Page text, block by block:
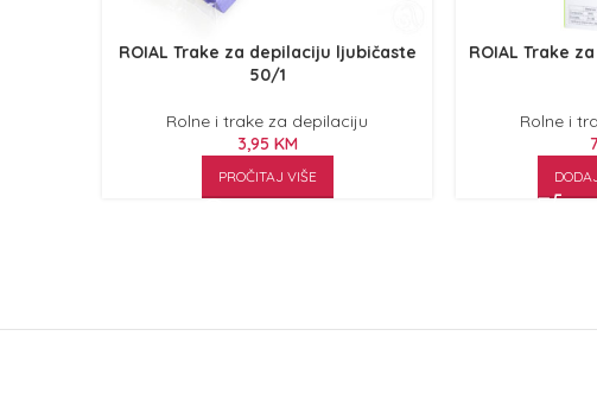
ROIAL Trake za depilaciju ljubičaste
50/1
Rolne i trake za depilaciju
3,95 KM
PROČITAJ VIŠE
ROIAL Trake
Rolne i